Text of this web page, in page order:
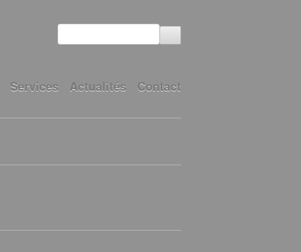
Services Actualités Contact